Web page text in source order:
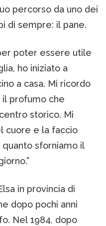
percorso da uno dei
di sempre: il pane.
poter essere utile
ho iniziato a
a casa. Mi ricordo
il profumo che
storico. Mi
cuore e la faccio
sforniamo il
in provincia di
dopo pochi anni
Nel 1984, dopo